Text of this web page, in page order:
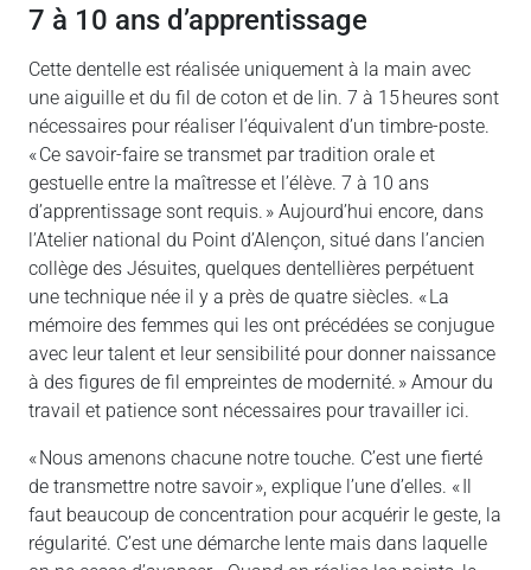
7 à 10 ans d’apprentissage
Cette dentelle est réalisée uniquement à la main avec
une aiguille et du fil de coton et de lin. 7 à 15 heures sont
nécessaires pour réaliser l’équivalent d’un timbre-poste.
« Ce savoir-faire se transmet par tradition orale et
gestuelle entre la maîtresse et l’élève. 7 à 10 ans
d’apprentissage sont requis. » Aujourd’hui encore, dans
l’Atelier national du Point d’Alençon, situé dans l’ancien
collège des Jésuites, quelques dentellières perpétuent
une technique née il y a près de quatre siècles. « La
mémoire des femmes qui les ont précédées se conjugue
avec leur talent et leur sensibilité pour donner naissance
à des figures de fil empreintes de modernité. » Amour du
travail et patience sont nécessaires pour travailler ici.
« Nous amenons chacune notre touche. C’est une fierté
de transmettre notre savoir », explique l’une d’elles. « Il
faut beaucoup de concentration pour acquérir le geste, la
régularité. C’est une démarche lente mais dans laquelle